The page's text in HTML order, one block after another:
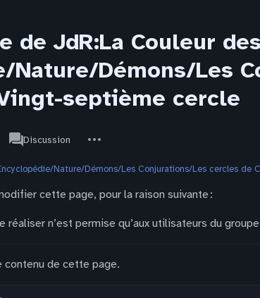
de JdR:La Couleur
Nature/Démons/Les
septième cercle
associated-
pages
JdRDiscussion
actions
Nature/Démons/Les Conjurations/Les cercles de
cette page, pour la raison suivante :
réaliser n’est permise qu’aux utilisateurs du
contenu de cette page.